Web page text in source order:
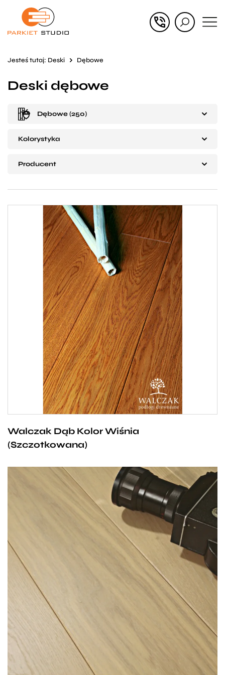
Przejdź
Przejdź
stopce
Jesteś tutaj: Deski Dębowe
Deski dębowe
Dębowe (250)
Kolorystyka
Producent
Szlachetna dębowa podłoga w odcieniu brązu
przełamanego ciepłą, czerwoną barwą. Zwracające
uwagę usłojenie oraz wyjątkowa trwałość sprawiają,
że deski Walczak w kolorze Wiśnia cieszą się od
wielu lat uznaniem naszych klientów. Ich
uniwersalność sprawia, że pasują zarówno do
eleganckiego salony, gdzie w towarzystwie
ciemnych mebli tworzą atmosferę przepychu. Jak
również do dziecięcego pokoju, gdzie zachwycają
swoją funkcjonalnością.
Walczak Dąb Kolor Wiśnia
(Szczotkowana)
Jasna, dębowa deska w kolorze niebielonego
jedwabiu, której bardzo jasny beżowy odcień pięknie
prezentuje się zarówno w dużych, jak i małych
pomieszczeniach, które optycznie powiększa. To
podłoga miła dla oka, która nie drażni nas swoją
nachalnością i stanowi idealne tło dla rozlicznych
wariacji stylistycznych. Wprowadza do wnętrza
harmonię i spokój, a żeby uniknąć monotonii, może